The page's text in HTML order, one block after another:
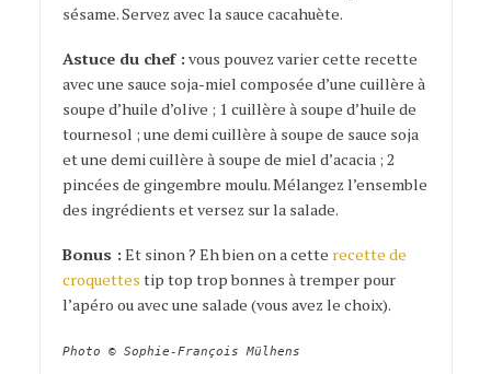
sésame. Servez avec la sauce cacahuète.
Astuce du chef : vous pouvez varier cette recette
avec une sauce soja-miel composée d’une cuillère à
soupe d’huile d’olive ; 1 cuillère à soupe d’huile de
tournesol ; une demi cuillère à soupe de sauce soja
et une demi cuillère à soupe de miel d’acacia ; 2
pincées de gingembre moulu. Mélangez l’ensemble
des ingrédients et versez sur la salade.
Bonus : Et sinon ? Eh bien on a cette recette de
croquettes tip top trop bonnes à tremper pour
l’apéro ou avec une salade (vous avez le choix).
Photo © Sophie-François Mülhens